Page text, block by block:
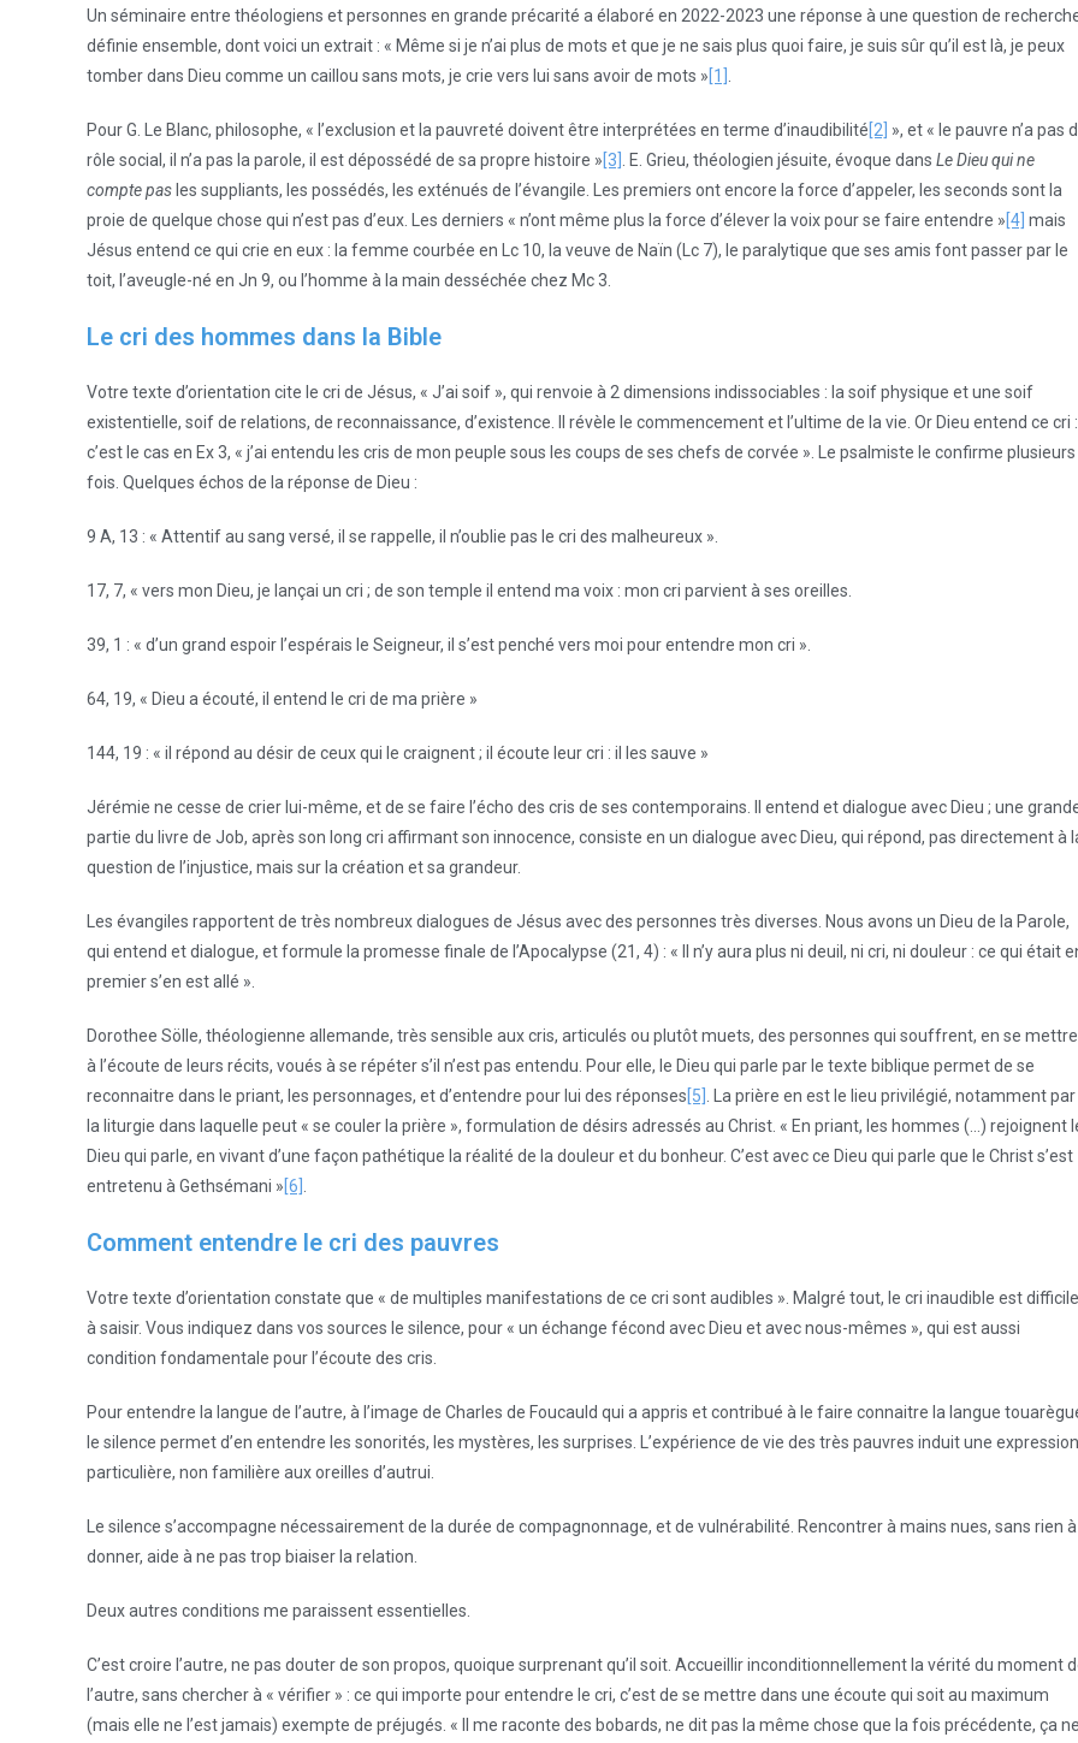
Un séminaire entre théologiens et personnes en grande précarité a élaboré en 2022-2023 une réponse à une question de
définie ensemble, dont voici un extrait : « Même si je n’ai plus de mots et que je ne sais plus quoi faire, je suis sûr qu’il est là, je peux
tomber dans Dieu comme un caillou sans mots, je crie vers lui sans avoir de mots » [1]
Pour G. Le Blanc, philosophe, « l’exclusion et la pauvreté doivent être interprétées en terme d’inaudibilité [2] », et « le pauvre n’a pas
rôle social, il n’a pas la parole, il est dépossédé de sa propre histoire » [3] . E. Grieu, théologien jésuite, évoque dans Le Dieu qui ne
compte pas les suppliants, les possédés, les exténués de l’évangile. Les premiers ont encore la force d’appeler, les seconds sont la
proie de quelque chose qui n’est pas d’eux. Les derniers « n’ont même plus la force d’élever la voix pour se faire entendre » [4] mais
Jésus entend ce qui crie en eux : la femme courbée en Lc 10, la veuve de Naïn (Lc 7), le paralytique que ses amis font passer par le
toit, l’aveugle-né en Jn 9, ou l’homme à la main desséchée chez Mc 3.
Le cri des hommes dans la Bible
Votre texte d’orientation cite le cri de Jésus, « J’ai soif », qui renvoie à 2 dimensions indissociables : la soif physique et une soif
existentielle, soif de relations, de reconnaissance, d’existence. Il révèle le commencement et l’ultime de la vie. Or Dieu entend ce cri :
c’est le cas en Ex 3, « j’ai entendu les cris de mon peuple sous les coups de ses chefs de corvée ». Le psalmiste le confirme plusieurs
fois. Quelques échos de la réponse de Dieu :
9 A, 13 : « Attentif au sang versé, il se rappelle, il n’oublie pas le cri des malheureux ».
17, 7, « vers mon Dieu, je lançai un cri ; de son temple il entend ma voix : mon cri parvient à ses oreilles.
39, 1 : « d’un grand espoir l’espérais le Seigneur, il s’est penché vers moi pour entendre mon cri ».
64, 19, « Dieu a écouté, il entend le cri de ma prière »
144, 19 : « il répond au désir de ceux qui le craignent ; il écoute leur cri : il les sauve »
Jérémie ne cesse de crier lui-même, et de se faire l’écho des cris de ses contemporains. Il entend et dialogue avec Dieu ; une
partie du livre de Job, après son long cri affirmant son innocence, consiste en un dialogue avec Dieu, qui répond, pas directement à
question de l’injustice, mais sur la création et sa grandeur.
Les évangiles rapportent de très nombreux dialogues de Jésus avec des personnes très diverses. Nous avons un Dieu de la Parole,
qui entend et dialogue, et formule la promesse finale de l’Apocalypse (21, 4) : « Il n’y aura plus ni deuil, ni cri, ni douleur : ce qui était
premier s’en est allé ».
Dorothee Sölle, théologienne allemande, très sensible aux cris, articulés ou plutôt muets, des personnes qui souffrent, en se mettre
à l’écoute de leurs récits, voués à se répéter s’il n’est pas entendu. Pour elle, le Dieu qui parle par le texte biblique permet de se
reconnaitre dans le priant, les personnages, et d’entendre pour lui des réponses [5]
. La prière en est le lieu privilégié, notamment par
la liturgie dans laquelle peut « se couler la prière », formulation de désirs adressés au Christ. « En priant, les hommes (…) rejoignent
Dieu qui parle, en vivant d’une façon pathétique la réalité de la douleur et du bonheur. C’est avec ce Dieu qui parle que le Christ s’est
entretenu à Gethsémani » [6]
Comment entendre le cri des pauvres
Votre texte d’orientation constate que « de multiples manifestations de ce cri sont audibles ». Malgré tout, le cri inaudible est difficile
à saisir. Vous indiquez dans vos sources le silence, pour « un échange fécond avec Dieu et avec nous-mêmes », qui est aussi
condition fondamentale pour l’écoute des cris.
Pour entendre la langue de l’autre, à l’image de Charles de Foucauld qui a appris et contribué à le faire connaitre la langue
le silence permet d’en entendre les sonorités, les mystères, les surprises. L’expérience de vie des très pauvres induit une expression
particulière, non familière aux oreilles d’autrui.
Le silence s’accompagne nécessairement de la durée de compagnonnage, et de vulnérabilité. Rencontrer à mains nues, sans rien à
donner, aide à ne pas trop biaiser la relation.
Deux autres conditions me paraissent essentielles.
C’est croire l’autre, ne pas douter de son propos, quoique surprenant qu’il soit. Accueillir inconditionnellement la vérité du moment
l’autre, sans chercher à « vérifier » : ce qui importe pour entendre le cri, c’est de se mettre dans une écoute qui soit au maximum
(mais elle ne l’est jamais) exempte de préjugés. « Il me raconte des bobards, ne dit pas la même chose que la fois précédente, ça